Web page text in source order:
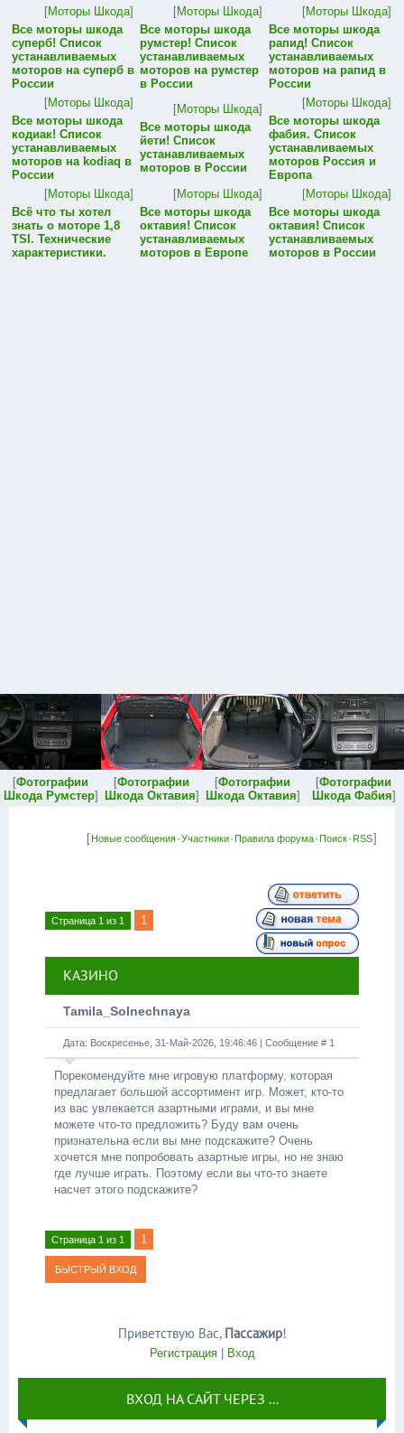
[Моторы Шкода]
Все моторы шкода
суперб! Список
устанавливаемых
моторов на суперб в
России
[Моторы Шкода]
Все моторы шкода
румстер! Список
устанавливаемых
моторов на румстер
в России
[Моторы Шкода]
Все моторы шкода
рапид! Список
устанавливаемых
моторов на рапид в
России
[Моторы Шкода]
Все моторы шкода
кодиак! Список
устанавливаемых
моторов на kodiaq в
России
[Моторы Шкода]
Все моторы шкода
йети! Список
устанавливаемых
моторов в России
[Моторы Шкода]
Все моторы шкода
фабия. Список
устанавливаемых
моторов Россия и
Европа
[Моторы Шкода]
Всё что ты хотел
знать о моторе 1,8
TSI. Технические
характеристики.
[Моторы Шкода]
Все моторы шкода
октавия! Список
устанавливаемых
моторов в Европе
[Моторы Шкода]
Все моторы шкода
октавия! Список
устанавливаемых
моторов в России
[Фотографии
Шкода Румстер]
[Фотографии
Шкода Октавия]
[Фотографии
Шкода Октавия]
[Фотографии
Шкода Фабия]
[Новые сообщения·Участники·Правила форума·Поиск·RSS]
Страница 1 из 1 1
КАЗИНО
Tamila_Solnechnaya
Дата: Воскресенье, 31-Май-2026, 19:46:46 | Сообщение # 1
Порекомендуйте мне игровую платформу, которая
предлагает большой ассортимент игр. Может, кто-то
из вас увлекается азартными играми, и вы мне
можете что-то предложить? Буду вам очень
признательна если вы мне подскажите? Очень
хочется мне попробовать азартные игры, но не знаю
где лучше играть. Поэтому если вы что-то знаете
насчет этого подскажите?
Страница 1 из 1 1
Приветствую Вас, Пассажир!
Регистрация| Вход
ВХОД НА САЙТ ЧЕРЕЗ ...